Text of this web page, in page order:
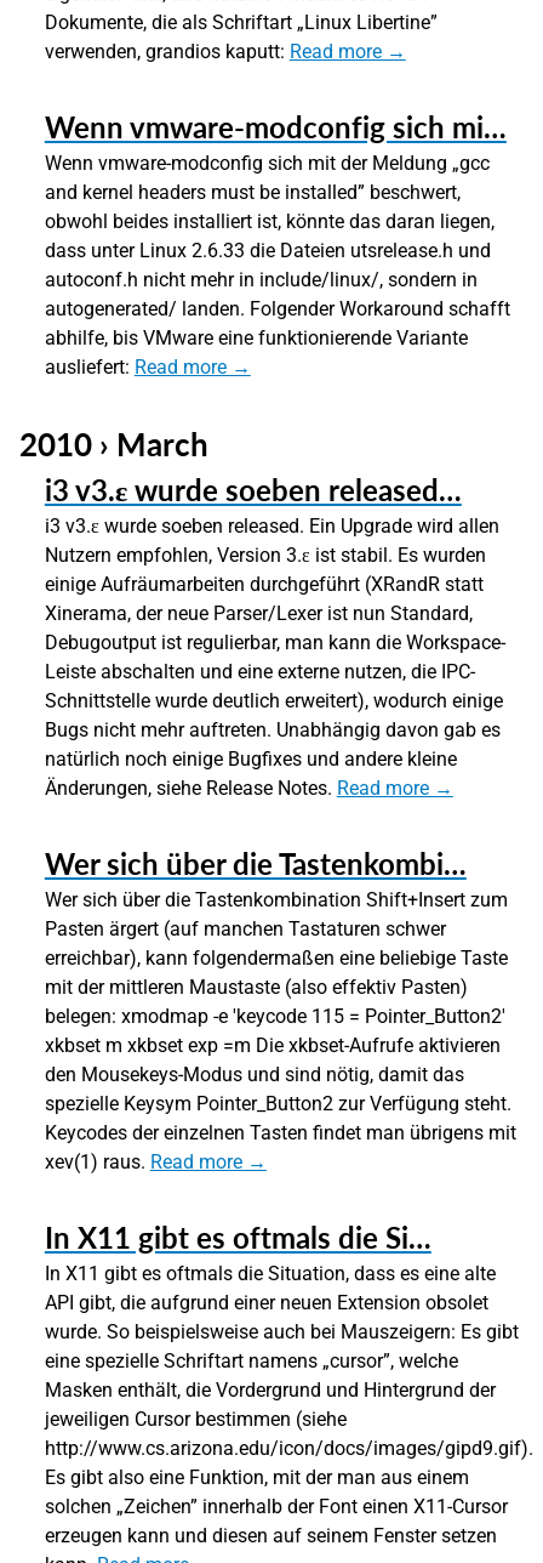
Dokumente, die als Schriftart „Linux Libertine”
verwenden, grandios kaputt: Read more →
Wenn vmware-modconfig sich mi…
Wenn vmware-modconfig sich mit der Meldung „gcc
and kernel headers must be installed” beschwert,
obwohl beides installiert ist, könnte das daran liegen,
dass unter Linux 2.6.33 die Dateien utsrelease.h und
autoconf.h nicht mehr in include/linux/, sondern in
autogenerated/ landen. Folgender Workaround schafft
abhilfe, bis VMware eine funktionierende Variante
ausliefert: Read more →
2010 › March
i3 v3.ε wurde soeben released…
i3 v3.ε wurde soeben released. Ein Upgrade wird allen
Nutzern empfohlen, Version 3.ε ist stabil. Es wurden
einige Aufräumarbeiten durchgeführt (XRandR statt
Xinerama, der neue Parser/Lexer ist nun Standard,
Debugoutput ist regulierbar, man kann die Workspace-
Leiste abschalten und eine externe nutzen, die IPC-
Schnittstelle wurde deutlich erweitert), wodurch einige
Bugs nicht mehr auftreten. Unabhängig davon gab es
natürlich noch einige Bugfixes und andere kleine
Änderungen, siehe Release Notes. Read more →
Wer sich über die Tastenkombi…
Wer sich über die Tastenkombination Shift+Insert zum
Pasten ärgert (auf manchen Tastaturen schwer
erreichbar), kann folgendermaßen eine beliebige Taste
mit der mittleren Maustaste (also effektiv Pasten)
belegen: xmodmap -e 'keycode 115 = Pointer_Button2'
xkbset m xkbset exp =m Die xkbset-Aufrufe aktivieren
den Mousekeys-Modus und sind nötig, damit das
spezielle Keysym Pointer_Button2 zur Verfügung steht.
Keycodes der einzelnen Tasten findet man übrigens mit
xev(1) raus. Read more →
In X11 gibt es oftmals die Si…
In X11 gibt es oftmals die Situation, dass es eine alte
API gibt, die aufgrund einer neuen Extension obsolet
wurde. So beispielsweise auch bei Mauszeigern: Es gibt
eine spezielle Schriftart namens „cursor”, welche
Masken enthält, die Vordergrund und Hintergrund der
jeweiligen Cursor bestimmen (siehe
http://www.cs.arizona.edu/icon/docs/images/gipd9.gif).
Es gibt also eine Funktion, mit der man aus einem
solchen „Zeichen” innerhalb der Font einen X11-Cursor
erzeugen kann und diesen auf seinem Fenster setzen